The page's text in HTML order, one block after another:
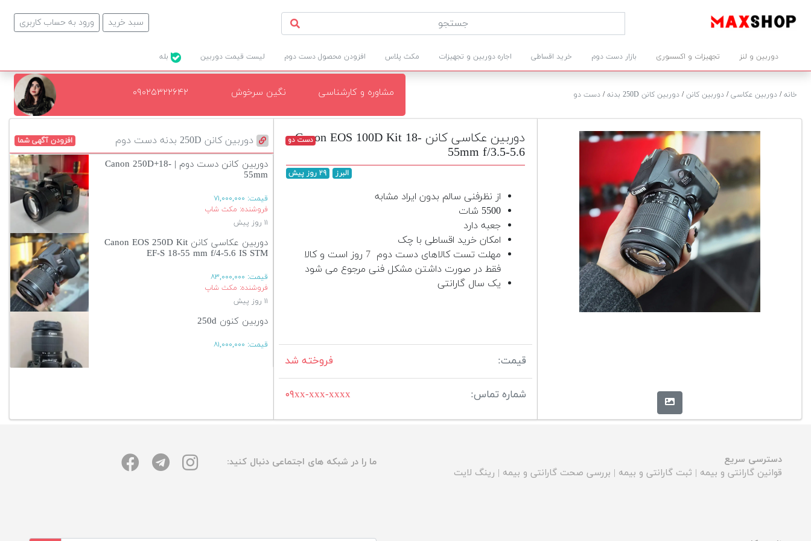
ورود به حساب کاربری سبد خرید
دوربین و لنز تجهیزات و اکسسوری بازار دست دوم خرید اقساطی اجاره دوربین و تجهیزات مکث پلاس افزودن محصول دست دوم لیست قیمت دوربین
خانه/ دوربین عکاسی/ دوربین کانن/ دوربین کانن 250D بدنه / دست دو مشاوره و کارشناسی نگین سرخوش ۰۹۰۲۵۳۲۲۶۴۲
دوربین کانن 250D بدنه دست دوم افزودن آگهی شما
دوربین کانن دست دوم | Canon 250D+18-
55mm
قیمت: ۷۱,۰۰۰,۰۰۰
فروشنده: مکث شاپ
۱۱ روز پیش
دوربین عکاسی کانن Canon EOS 250D Kit
EF-S 18-55 mm f/4-5.6 IS STM
قیمت: ۸۳,۰۰۰,۰۰۰
فروشنده: مکث شاپ
۱۱ روز پیش
دوربین کنون 250d
قیمت: ۸۱,۰۰۰,۰۰۰
آگهی بیشتر
دوربین عکاسی کانن Canon EOS 100D Kit 18-
55mm f/3.5-5.6
دست دو
البرز ۲۹ روز پیش
از نظرفنی سالم بدون ایراد مشابه
5500 شات
جعبه دارد
امکان خرید اقساطی با چک
مهلت تست کالاهای دست دوم
روز است و کالا
فقط در صورت داشتن مشکل فنی مرجوع می شود
یک سال گارانتی
قیمت: فروخته شد
شماره تماس: ۰۹xx-xxx-xxxx
دسترسی سریع
قوانین گارانتی و بیمه | ثبت گارانتی و بیمه | بررسی صحت گارانتی و بیمه | رینگ لایت
ما را در شبکه های اجتماعی دنبال کنید: